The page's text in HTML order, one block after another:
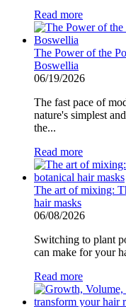
Read more
The Power of the
Boswellia
06/19/2026
The fast pace of
nature's simplest
the...
Read more
The art of mixing:
hair masks
06/08/2026
Switching to plant
can make for your
Read more